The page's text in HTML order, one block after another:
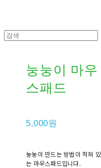
눙눙이 마우
스패드
5,000원
눙눙이 만드는 방법이 적혀 있
는 마우스패드입니다.